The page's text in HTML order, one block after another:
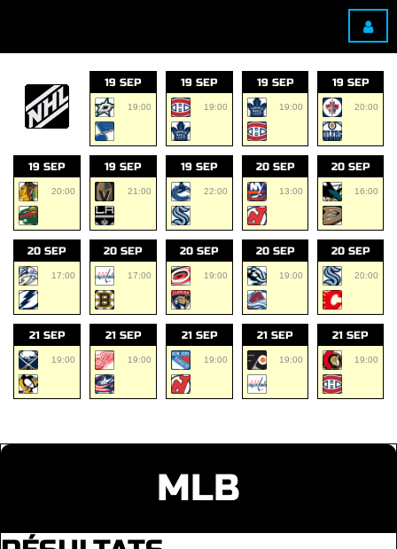
19 SEP
19:00
19 SEP
19:00
19 SEP
19:00
19 SEP
20:00
19 SEP
20:00
19 SEP
21:00
19 SEP
22:00
20 SEP
13:00
20 SEP
16:00
20 SEP
17:00
20 SEP
17:00
20 SEP
19:00
20 SEP
19:00
20 SEP
20:00
21 SEP
19:00
21 SEP
19:00
21 SEP
19:00
21 SEP
19:00
21 SEP
19:00
MLB